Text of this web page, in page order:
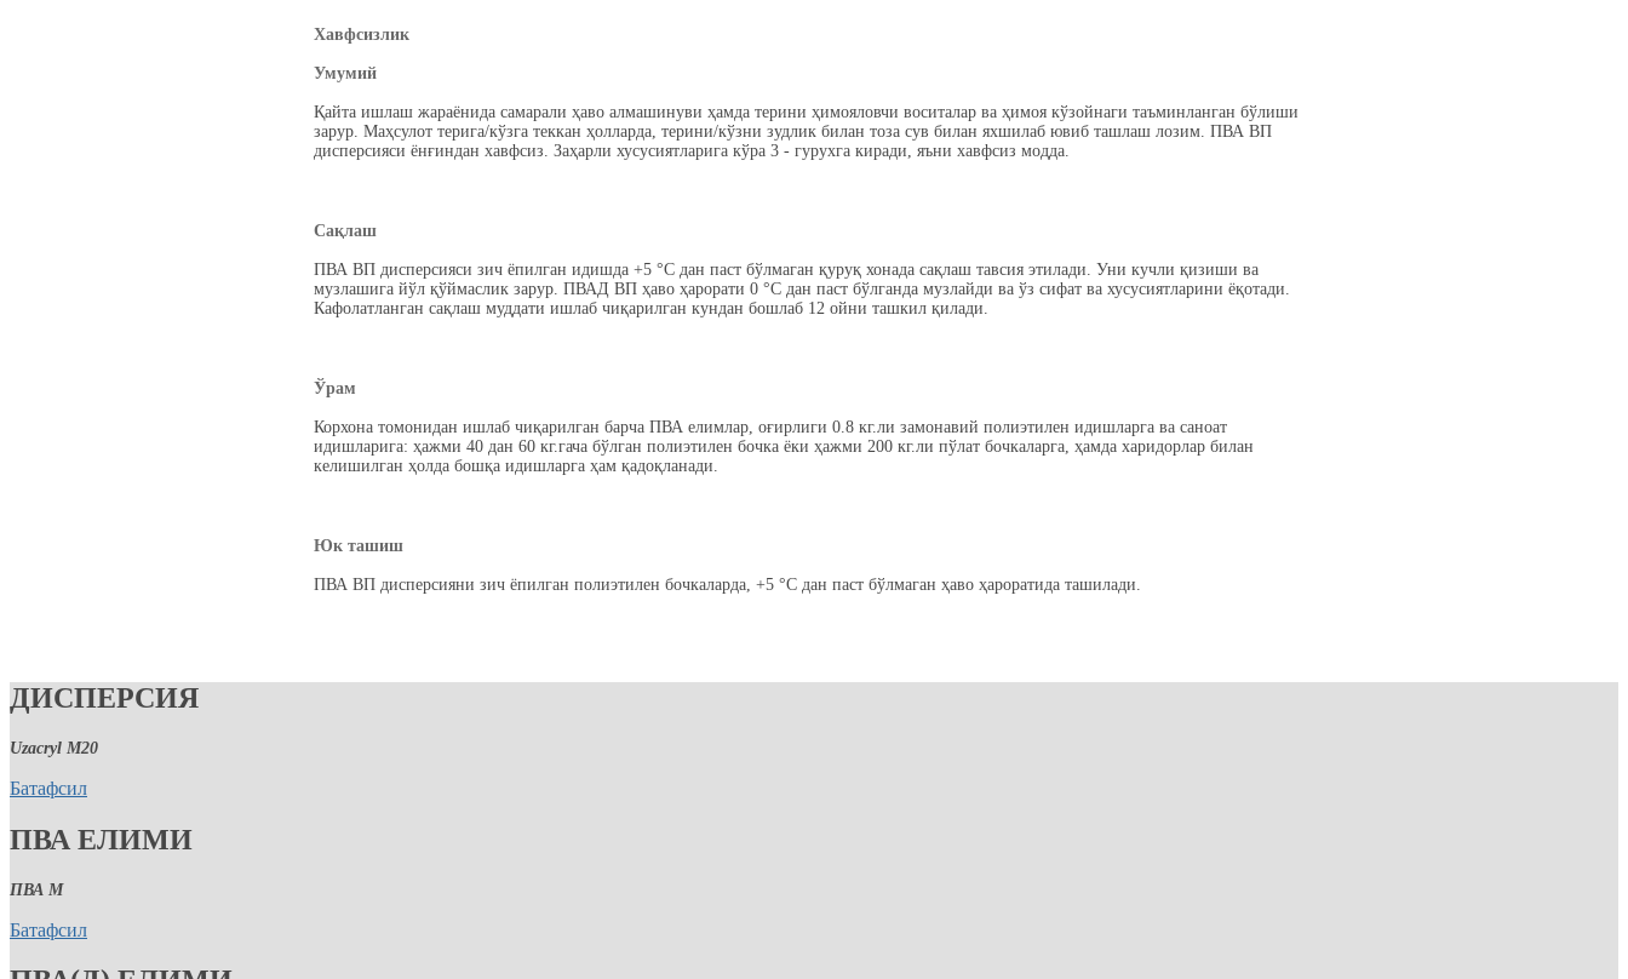
Хавфсизлик
Умумий
Қайта ишлаш жараёнида самарали ҳаво алмашинуви ҳамда терини ҳимояловчи воситалар ва ҳимоя кўзойнаги таъминланган бўлиши
зарур. Маҳсулот терига/кўзга теккан ҳолларда, терини/кўзни зудлик билан тоза сув билан яхшилаб ювиб ташлаш лозим. ПВА ВП
дисперсияси ёнғиндан хавфсиз. Заҳарли хусусиятларига кўра 3 - гурухга киради, яъни хавфсиз модда.
Сақлаш
ПВА ВП дисперсияси зич ёпилган идишда +5 °C дан паст бўлмаган қуруқ хонада сақлаш тавсия этилади. Уни кучли қизиши ва
музлашига йўл қўймаслик зарур. ПВАД ВП ҳаво ҳарорати 0 °C дан паст бўлганда музлайди ва ўз сифат ва хусусиятларини ёқотади.
Кафолатланган сақлаш муддати ишлаб чиқарилган кундан бошлаб 12 ойни ташкил қилади.
Ўрам
Корхона томонидан ишлаб чиқарилган барча ПВА елимлар, оғирлиги 0.8 кг.ли замонавий полиэтилен идишларга ва саноат
идишларига: ҳажми 40 дан 60 кг.гача бўлган полиэтилен бочка ёки ҳажми 200 кг.ли пўлат бочкаларга, ҳамда харидорлар билан
келишилган ҳолда бошқа идишларга ҳам қадоқланади.
Юк ташиш
ПВА ВП дисперсияни зич ёпилган полиэтилен бочкаларда, +5 °C дан паст бўлмаган ҳаво ҳароратида ташилади.
ДИСПЕРСИЯ
Uzacryl M20
Батафсил
ПВА ЕЛИМИ
ПВА М
Батафсил